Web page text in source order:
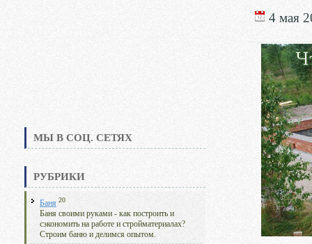
МЫ В СОЦ. СЕТЯХ
РУБРИКИ
Баня 20
Баня своими руками - как построить и
сэкономить на работе и стройматериалах?
Строим баню и делимся опытом.
4 мая